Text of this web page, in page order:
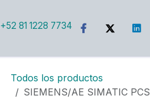
+52 81 1228 7734
Todos los productos
SIEMENS/AE SIMATIC